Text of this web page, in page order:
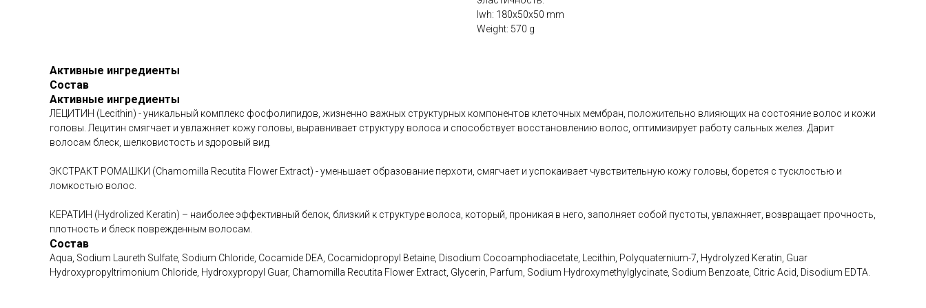
lwh: 180x50x50 mm
Weight: 570 g
Активные ингредиенты
Состав
Активные ингредиенты
ЛЕЦИТИН (Lecithin) - уникальный комплекс фосфолипидов, жизненно важных структурных компонентов клеточных мембран, положительно влияющих на состояние волос и кожи
головы. Лецитин смягчает и увлажняет кожу головы, выравнивает структуру волоса и способствует восстановлению волос, оптимизирует работу сальных желез. Дарит
волосам блеск, шелковистость и здоровый вид.
ЭКСТРАКТ РОМАШКИ (Chamomilla Recutita Flower Extract) - уменьшает образование перхоти, смягчает и успокаивает чувствительную кожу головы, борется с тусклостью и
ломкостью волос.
КЕРАТИН (Hydrolized Keratin) – наиболее эффективный белок, близкий к структуре волоса, который, проникая в него, заполняет собой пустоты, увлажняет, возвращает прочность,
плотность и блеск поврежденным волосам.
Состав
Aqua, Sodium Laureth Sulfate, Sodium Chloride, Cocamide DEA, Cocamidopropyl Betaine, Disodium Cocoamphodiacetate, Lecithin, Polyquaternium-7, Hydrolyzed Keratin, Guar
Hydroxypropyltrimonium Chloride, Hydroxypropyl Guar, Сhamomilla Recutita Flower Extract, Glycerin, Parfum, Sodium Hydroxymethylglycinate, Sodium Benzoate, Сitric Acid, Disodium EDTA.